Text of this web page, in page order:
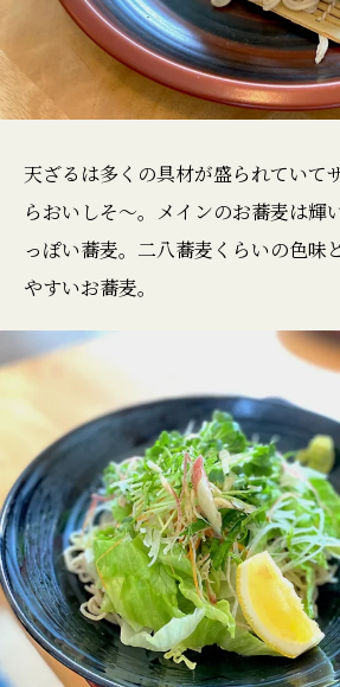
天ざるは多くの具材が盛られていて
らおいしそ〜。メインのお蕎麦は輝
っぽい蕎麦。二八蕎麦くらいの色味
やすいお蕎麦。